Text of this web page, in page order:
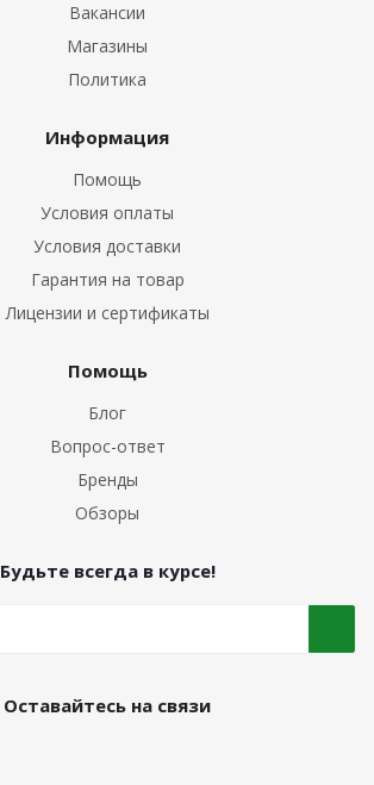
Вакансии
Магазины
Политика
Информация
Помощь
Условия оплаты
Условия доставки
Гарантия на товар
Лицензии и сертификаты
Помощь
Блог
Вопрос-ответ
Бренды
Обзоры
Будьте всегда в курсе!
Оставайтесь на связи